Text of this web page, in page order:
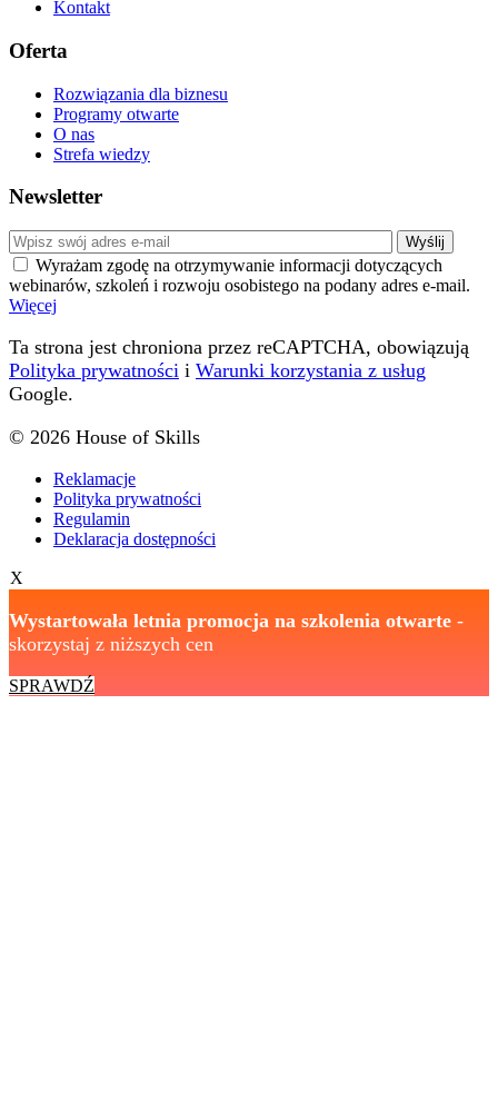
Kontakt
Oferta
Rozwiązania dla biznesu
Programy otwarte
O nas
Strefa wiedzy
Newsletter
Wyrażam zgodę na otrzymywanie informacji dotyczących
webinarów, szkoleń i rozwoju osobistego na podany adres e-mail.
Więcej
Ta strona jest chroniona przez reCAPTCHA, obowiązują
Polityka prywatności i Warunki korzystania z usług
Google.
© 2026 House of Skills
Reklamacje
Polityka prywatności
Regulamin
Deklaracja dostępności
X
Wystartowała letnia promocja na szkolenia otwarte -
skorzystaj z niższych cen
SPRAWDŹ